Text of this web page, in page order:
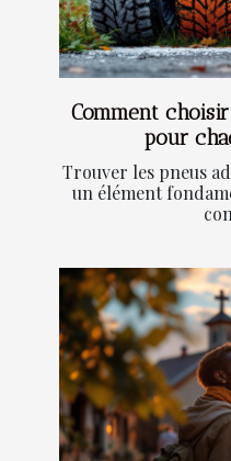
Comment
pour
Trouver les pneus
un élément